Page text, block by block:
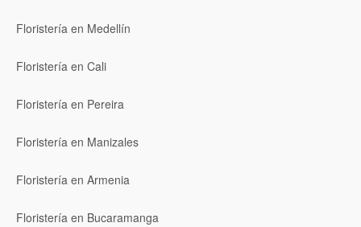
Floristería en Medellín
Floristería en Cali
Floristería en Pereira
Floristería en Manizales
Floristería en Armenia
Floristería en Bucaramanga